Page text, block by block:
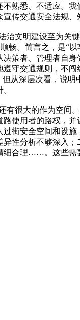
熟悉、不适应。
传交通安全法规、
文明建设至为关
。简言之，是“
策者、管理者自
守交通规则，不
从深层次看，说
很大的作为空间
使用者的路权，
街安全空间和设
性分析不够深入
合理……。这些